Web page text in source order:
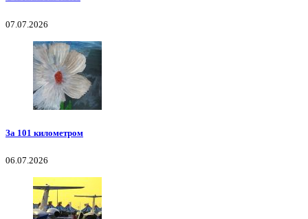
07.07.2026
За 101 километром
06.07.2026